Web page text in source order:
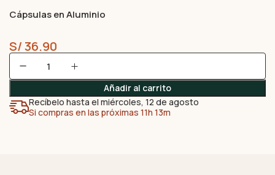
Cápsulas en Aluminio
S/36.90
Añadir al carrito
Recíbelo hasta el miércoles, 12 de agosto
Si compras en las próximas 11h 13m